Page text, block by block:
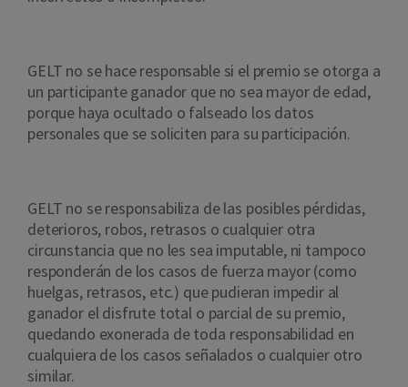
GELT no se hace responsable si el premio se otorga a
un participante ganador que no sea mayor de edad,
porque haya ocultado o falseado los datos
personales que se soliciten para su participación.
GELT no se responsabiliza de las posibles pérdidas,
deterioros, robos, retrasos o cualquier otra
circunstancia que no les sea imputable, ni tampoco
responderán de los casos de fuerza mayor (como
huelgas, retrasos, etc.) que pudieran impedir al
ganador el disfrute total o parcial de su premio,
quedando exonerada de toda responsabilidad en
cualquiera de los casos señalados o cualquier otro
similar.